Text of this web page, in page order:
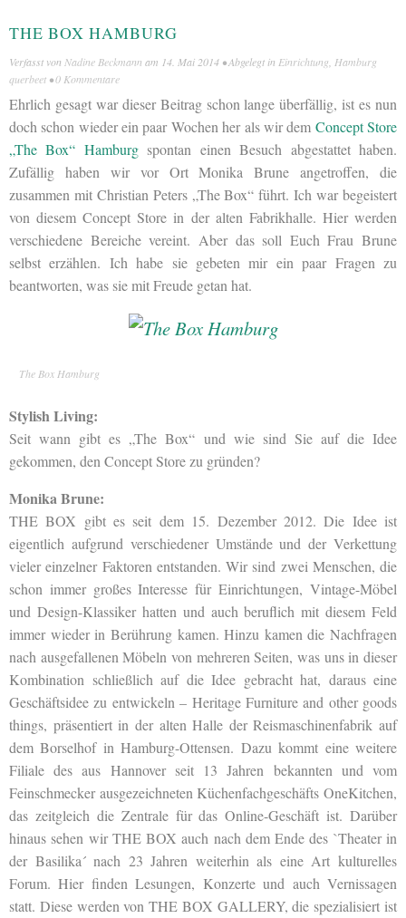
THE BOX HAMBURG
Verfasst von Nadine Beckmann am 14. Mai 2014 • Abgelegt in Einrichtung Hamburg
querbeet •0 Kommentare
Ehrlich gesagt war dieser Beitrag schon lange überfällig, ist es nun
doch schon wieder ein paar Wochen her als wir dem Concept Store
„The Box“ Hamburgspontan einen Besuch abgestattet haben.
Zufällig haben wir vor Ort Monika Brune angetroffen, die
zusammen mit Christian Peters „The Box“ führt. Ich war begeistert
von diesem Concept Store in der alten Fabrikhalle. Hier werden
verschiedene Bereiche vereint. Aber das soll Euch Frau Brune
selbst erzählen. Ich habe sie gebeten mir ein paar Fragen zu
beantworten, was sie mit Freude getan hat.
The Box Hamburg
Stylish Living:
Seit wann gibt es „The Box“ und wie sind Sie auf die Idee
gekommen, den Concept Store zu gründen?
Monika Brune:
THE BOX gibt es seit dem 15. Dezember 2012. Die Idee ist
eigentlich aufgrund verschiedener Umstände und der Verkettung
vieler einzelner Faktoren entstanden. Wir sind zwei Menschen, die
schon immer großes Interesse für Einrichtungen, Vintage-Möbel
und Design-Klassiker hatten und auch beruflich mit diesem Feld
immer wieder in Berührung kamen. Hinzu kamen die Nachfragen
nach ausgefallenen Möbeln von mehreren Seiten, was uns in dieser
Kombination schließlich auf die Idee gebracht hat, daraus eine
Geschäftsidee zu entwickeln – Heritage Furniture and other goods
things, präsentiert in der alten Halle der Reismaschinenfabrik auf
dem Borselhof in Hamburg-Ottensen. Dazu kommt eine weitere
Filiale des aus Hannover seit 13 Jahren bekannten und vom
Feinschmecker ausgezeichneten Küchenfachgeschäfts OneKitchen,
das zeitgleich die Zentrale für das Online-Geschäft ist. Darüber
hinaus sehen wir THE BOX auch nach dem Ende des `Theater in
der Basilika´ nach 23 Jahren weiterhin als eine Art kulturelles
Forum. Hier finden Lesungen, Konzerte und auch Vernissagen
statt. Diese werden von THE BOX GALLERY, die spezialisiert ist